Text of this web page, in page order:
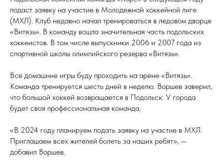
подаст заявку на участие в Молодежной хоккейной лиге
(МХЛ). Клуб недавно начал тренироваться в ледовом дворце
«Витязь». В команду вошла значительная часть подольских
хоккеистов. В том числе выпускники 2006 и 2007 года из
спортивной школы олимпийского резерва «Витязь».⁣⁣⠀
Все домашние игры буду проходить на арене «Витязь».
⁣⁣Команда тренируется шесть дней в неделю. Воршев заверил,
что большой хоккей возвращается в Подольск. У города
будет своя профессиональная команда.⁣⁣⠀
«В 2024 году планируем подать заявку на участие в МХЛ.⁣⁣
Приглашаем всех жителей болеть за наших ребят», —
добавил Воршев.⁣⁣⠀